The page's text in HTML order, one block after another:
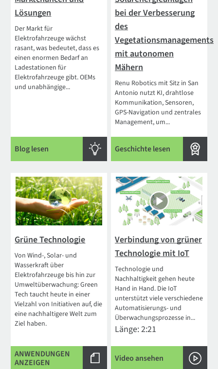
Lösungen
Der Markt für
Elektrofahrzeuge wächst
rasant, was bedeutet, dass es
einen enormen Bedarf an
Ladestationen für
Elektrofahrzeuge gibt. OEMs
und unabhängige...
Blog lesen
bei der Verbesserung
des
Vegetationsmanagements
mit autonomen
Mähern
Renu Robotics mit Sitz in San
Antonio nutzt KI, drahtlose
Kommunikation, Sensoren,
GPS-Navigation und zentrales
Management, um...
Geschichte lesen
Grüne Technologie
Von Wind-, Solar- und
Wasserkraft über
Elektrofahrzeuge bis hin zur
Umweltüberwachung: Green
Tech taucht heute in einer
Vielzahl von Initiativen auf, die
eine nachhaltigere Welt zum
Ziel haben.
ANWENDUNGEN
ANZEIGEN
Verbindung von grüner
Technologie mit IoT
Technologie und
Nachhaltigkeit gehen heute
Hand in Hand. Die IoT
unterstützt viele verschiedene
Automatisierungs- und
Überwachungsprozesse in...
Länge: 2:21
Video ansehen